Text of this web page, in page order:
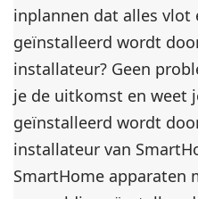
inplannen dat alles vlot
geïnstalleerd wordt
installateur? Geen
je de uitkomst en weet
geïnstalleerd wordt
installateur van
SmartHome apparaten